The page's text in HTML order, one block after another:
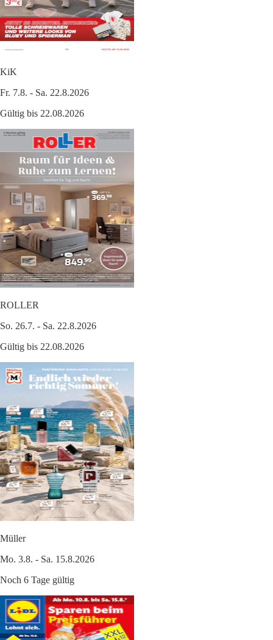
KiK
Fr. 7.8. - Sa. 22.8.2026
Gültig bis 22.08.2026
ROLLER
So. 26.7. - Sa. 22.8.2026
Gültig bis 22.08.2026
Müller
Mo. 3.8. - Sa. 15.8.2026
Noch 6 Tage gültig